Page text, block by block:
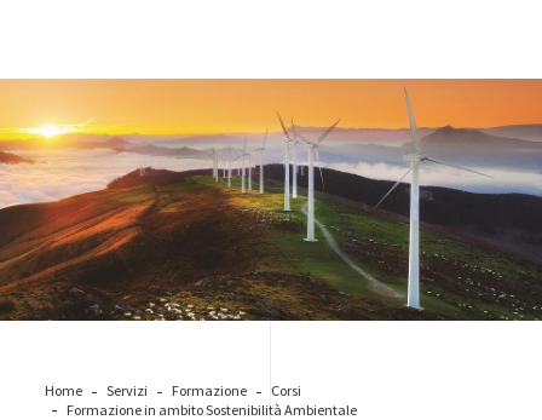
Home Servizi Formazione
Corsi
Formazione in ambito Sostenibilità Ambientale